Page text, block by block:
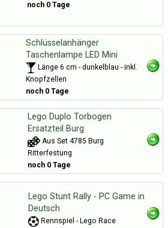
noch 0 Tage
Schlüsselanhänger
Taschenlampe LED Mini
Länge 6 cm - dunkelblau - inkl.
Knopfzellen
noch 0 Tage
Lego Duplo Torbogen
Ersatzteil Burg
Aus Set 4785 Burg
Ritterfestung
noch 0 Tage
Lego Stunt Rally - PC Game in
Deutsch
Rennspiel - Lego Race